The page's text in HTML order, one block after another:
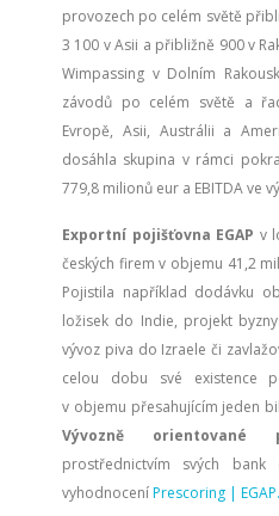
provozech po celém světě
3 100 v Asii a přibližně 900 v
Wimpassing v Dolním
závodů po celém světě a
Evropě, Asii, Austrálii a
dosáhla skupina v rámci
779,8 milionů eur a EBITDA ve
Exportní pojišťovna EGAP v
českých firem v objemu 41,2
Pojistila například dodávku
ložisek do Indie, projekt
vývoz piva do Izraele či
celou dobu své existence
v objemu přesahujícím jeden
Vývozně orientované
prostřednictvím svých
vyhodnoceníPrescoring |